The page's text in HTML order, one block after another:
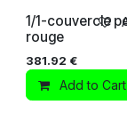
1/1-couvercle
rouge
381.92 €
Add to Cart